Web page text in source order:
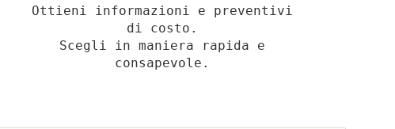
Ottieni informazioni e preventivi
di costo.
Scegli in maniera rapida e
consapevole.